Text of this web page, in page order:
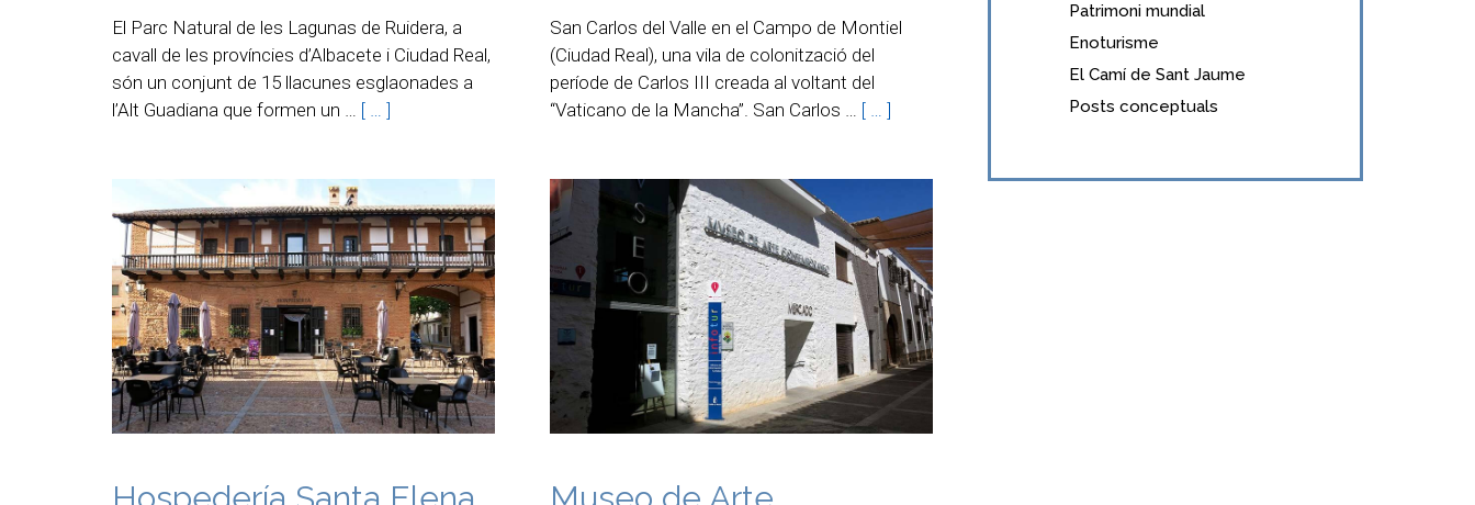
El Parc Natural de les Lagunas de Ruidera, a
cavall de les províncies d’Albacete i Ciudad Real,
són un conjunt de 15 llacunes esglaonades a
l’Alt Guadiana que formen un … [ … ]
San Carlos del Valle en el Campo de Montiel
(Ciudad Real), una vila de colonització del
període de Carlos III creada al voltant del
“Vaticano de la Mancha”. San Carlos … [ … ]
Patrimoni mundial
Enoturisme
El Camí de Sant Jaume
Posts conceptuals